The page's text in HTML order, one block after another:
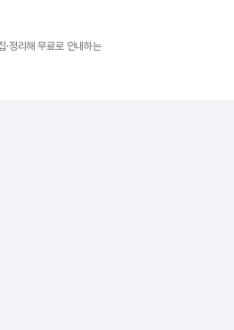
·정리해 무료로 안내하는